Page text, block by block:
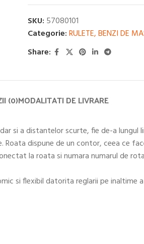
SKU: 57080101
Categorie:RULETE, BENZI DE
Share:
(0)MODALITATI DE LIVRARE
si a distantelor scurte, fie de-a
dispune de un contor, ceea ce
la roata si numara numarul de
si flexibil datorita reglarii pe